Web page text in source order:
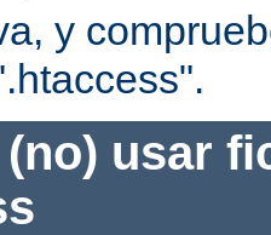
y
usar